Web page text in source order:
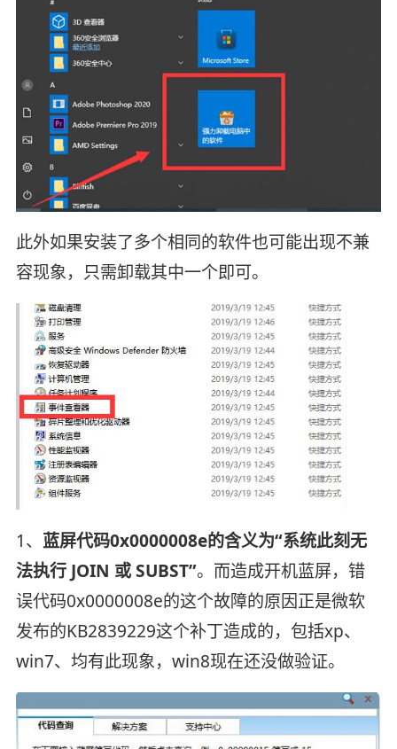
此外如果安装了多个相同的软件也可能出现不兼
容现象，只需卸载其中一个即可。
1、 蓝屏代码0x0000008e的含义为“系统此刻无
法执行 JOIN 或 SUBST”。而造成开机蓝屏，错
误代码0x0000008e的这个故障的原因正是微软
发布的KB2839229这个补丁造成的，包括xp、
win7、均有此现象，win8现在还没做验证。